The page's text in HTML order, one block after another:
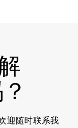
迎随时联系我